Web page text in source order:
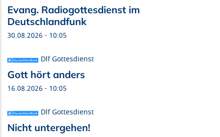
Evang. Radiogottesdienst im
Deutschlandfunk
30.08.2026 - 10:05
Dlf Gottesdienst
Gott hört anders
16.08.2026 - 10:05
Dlf Gottesdienst
Nicht untergehen!